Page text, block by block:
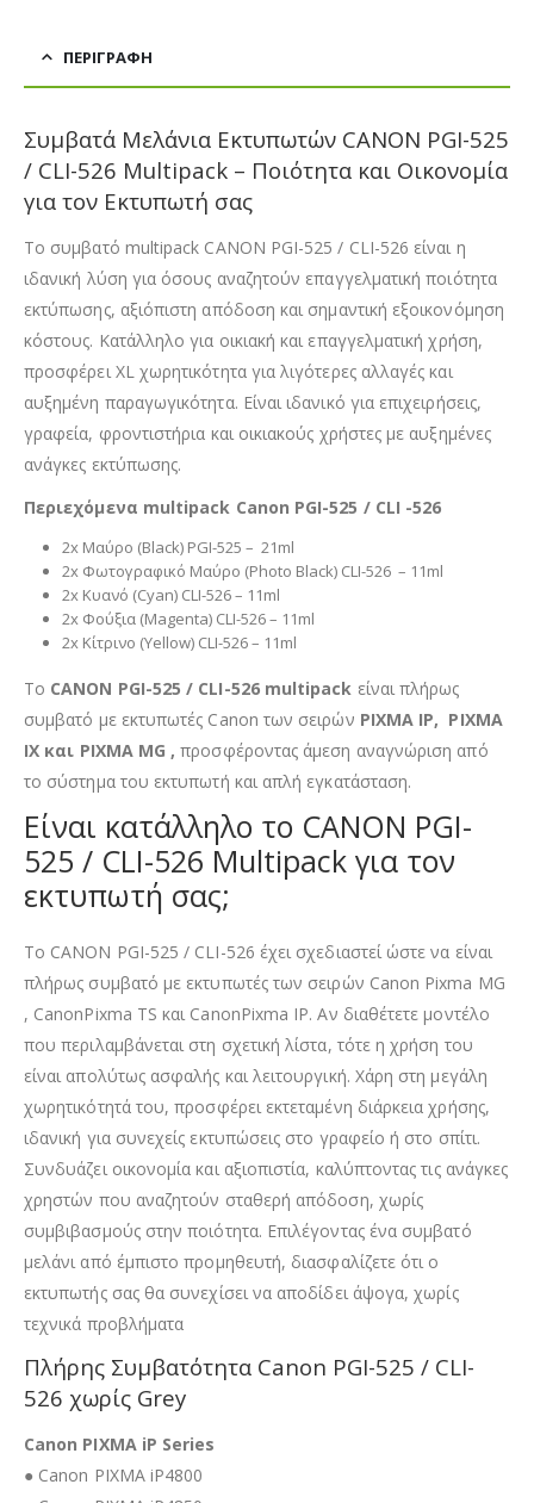
ΠΕΡΙΓΡΑΦΉ
Συμβατά Μελάνια Εκτυπωτών CANON PGI-525
/ CLI-526 Multipack – Ποιότητα και Οικονομία
για τον Εκτυπωτή σας
Το συμβατό multipack CANON PGI-525 / CLI-526 είναι η
ιδανική λύση για όσους αναζητούν επαγγελματική ποιότητα
εκτύπωσης, αξιόπιστη απόδοση και σημαντική εξοικονόμηση
κόστους. Κατάλληλο για οικιακή και επαγγελματική χρήση,
προσφέρει XL χωρητικότητα για λιγότερες αλλαγές και
αυξημένη παραγωγικότητα. Είναι ιδανικό για επιχειρήσεις,
γραφεία, φροντιστήρια και οικιακούς χρήστες με αυξημένες
ανάγκες εκτύπωσης.
Περιεχόμενα multipack Canon PGI-525 / CLI -526
2x Μαύρο (Black) PGI-525 – 21ml
2x Φωτογραφικό Μαύρο (Photo Black) CLI-526 – 11ml
2x Κυανό (Cyan) CLI-526 – 11ml
2x Φούξια (Magenta) CLI-526 – 11ml
2x Κίτρινο (Yellow) CLI-526 – 11ml
Το CANON PGI-525 / CLI-526 multipack είναι πλήρως
συμβατό με εκτυπωτές Canon των σειρών PIXMA IP, PIXMA
IX και PIXMA MG , προσφέροντας άμεση αναγνώριση από
το σύστημα του εκτυπωτή και απλή εγκατάσταση.
Είναι κατάλληλο το CANON PGI-
525 / CLI-526 Multipack για τον
εκτυπωτή σας;
Το CANON PGI-525 / CLI-526 έχει σχεδιαστεί ώστε να είναι
πλήρως συμβατό με εκτυπωτές των σειρών Canon Pixma MG
, CanonPixma TS και CanonPixma IP. Αν διαθέτετε μοντέλο
που περιλαμβάνεται στη σχετική λίστα, τότε η χρήση του
είναι απολύτως ασφαλής και λειτουργική. Χάρη στη μεγάλη
χωρητικότητά του, προσφέρει εκτεταμένη διάρκεια χρήσης,
ιδανική για συνεχείς εκτυπώσεις στο γραφείο ή στο σπίτι.
Συνδυάζει οικονομία και αξιοπιστία, καλύπτοντας τις ανάγκες
χρηστών που αναζητούν σταθερή απόδοση, χωρίς
συμβιβασμούς στην ποιότητα. Επιλέγοντας ένα συμβατό
μελάνι από έμπιστο προμηθευτή, διασφαλίζετε ότι ο
εκτυπωτής σας θα συνεχίσει να αποδίδει άψογα, χωρίς
τεχνικά προβλήματα
Πλήρης Συμβατότητα Canon PGI-525 / CLI-
526 χωρίς Grey
Canon PIXMA iP Series
● Canon PIXMA iP4800